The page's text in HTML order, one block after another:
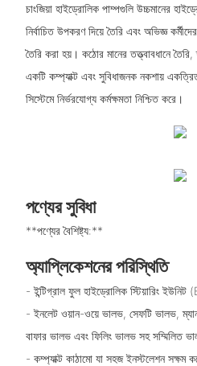
চাংজিয়া হাইড্রোলিক পাম্পগুলি উচ্চমানের
নির্বাচিত উপকরণ দিয়ে তৈরি এবং অভিজ্ঞ
তৈরি করা হয়। কঠোর মানের তত্ত্বাবধানে
একটি কম্প্যাক্ট এবং সুবিধাজনক নকশায়
সিস্টেমে নির্ভরযোগ্য কর্মক্ষমতা নিশ্চিত করে।
পণ্যের সুবিধা
**পণ্যের বৈশিষ্ট্য:**
অ্যাপ্লিকেশনের পরিস্থিতি
- ইন্টিগ্রাল ফুল হাইড্রোলিক স্টিয়ারিং
- ইনলেট ওয়ান-ওয়ে ভালভ, সেফটি ভালভ,
বাফার ভালভ এবং ফিলিং ভালভ সহ সম্মিলিত
- কম্প্যাক্ট কাঠামো যা সহজ ইনস্টলেশন সক্ষম